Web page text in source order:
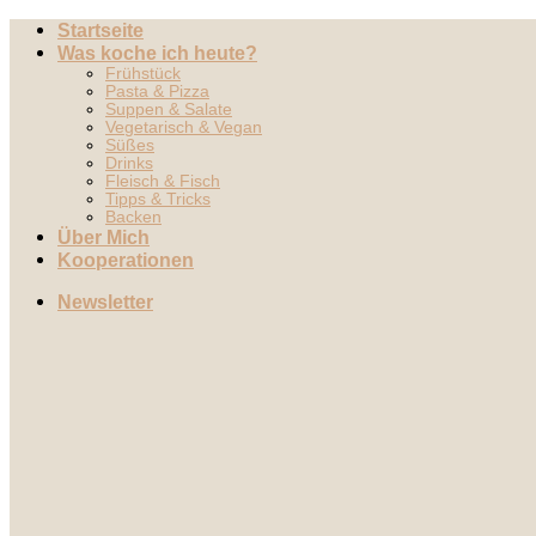
Zum
Inhalt
Startseite
Was koche ich heute?
Frühstück
Pasta & Pizza
Suppen & Salate
Vegetarisch & Vegan
Süßes
Drinks
Fleisch & Fisch
Tipps & Tricks
Backen
Über Mich
Kooperationen
Newsletter